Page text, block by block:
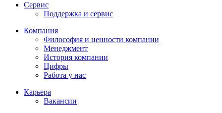
Сервис
Поддержка и сервис
Компания
Философия и ценности компании
Менеджмент
История компании
Цифры
Работа у нас
Карьера
Вакансии